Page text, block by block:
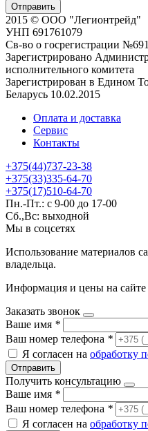
Отправить
2015 © ООО "Легионтрейд"
УНП 691761079
Св-во о госрегистрации
Зарегистрировано
исполнительного комитета
Зарегистрирован в Едином
Беларусь 10.02.2015
Оплата и доставка
Сервис
Контакты
+375(44)737-23-38
+375(33)335-64-70
+375(17)510-64-70
Пн.-Пт.: с 9-00 до 17-00
Сб.,Вс: выходной
Мы в соцсетях
Использование материалов
владельца.
Информация и цены на сайте
Заказать звонок
Ваше имя *
Ваш номер телефона *
Я согласен на обработку
Отправить
Получить консультацию
Ваше имя *
Ваш номер телефона *
Я согласен на обработку